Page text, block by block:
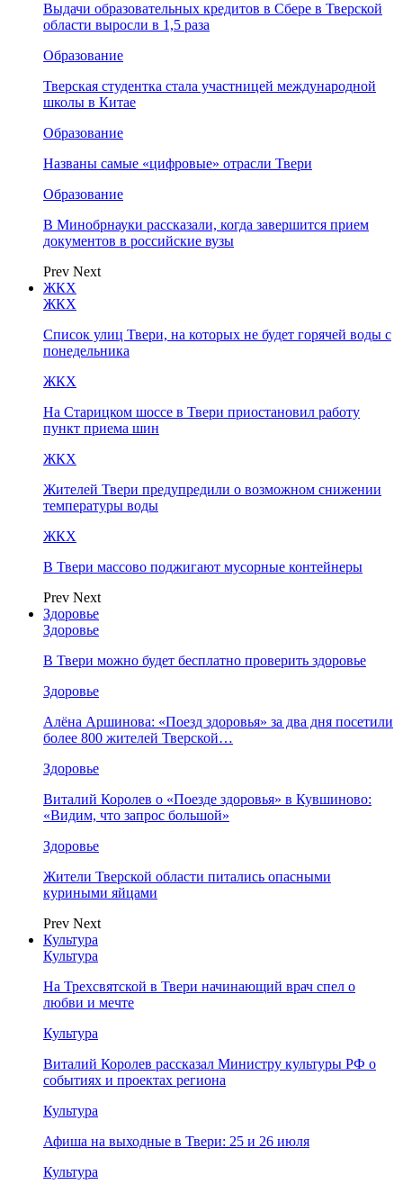
Выдачи образовательных кредитов в Сбере в Тверской
области выросли в 1,5 раза
Образование
Тверская студентка стала участницей международной
школы в Китае
Образование
Названы самые «цифровые» отрасли Твери
Образование
В Минобрнауки рассказали, когда завершится прием
документов в российские вузы
Prev Next
ЖКХ
ЖКХ
Список улиц Твери, на которых не будет горячей воды с
понедельника
ЖКХ
На Старицком шоссе в Твери приостановил работу
пункт приема шин
ЖКХ
Жителей Твери предупредили о возможном снижении
температуры воды
ЖКХ
В Твери массово поджигают мусорные контейнеры
Prev Next
Здоровье
Здоровье
В Твери можно будет бесплатно проверить здоровье
Здоровье
Алёна Аршинова: «Поезд здоровья» за два дня посетили
более 800 жителей Тверской…
Здоровье
Виталий Королев о «Поезде здоровья» в Кувшиново:
«Видим, что запрос большой»
Здоровье
Жители Тверской области питались опасными
куриными яйцами
Prev Next
Культура
Культура
На Трехсвятской в Твери начинающий врач спел о
любви и мечте
Культура
Виталий Королев рассказал Министру культуры РФ о
событиях и проектах региона
Культура
Афиша на выходные в Твери: 25 и 26 июля
Культура